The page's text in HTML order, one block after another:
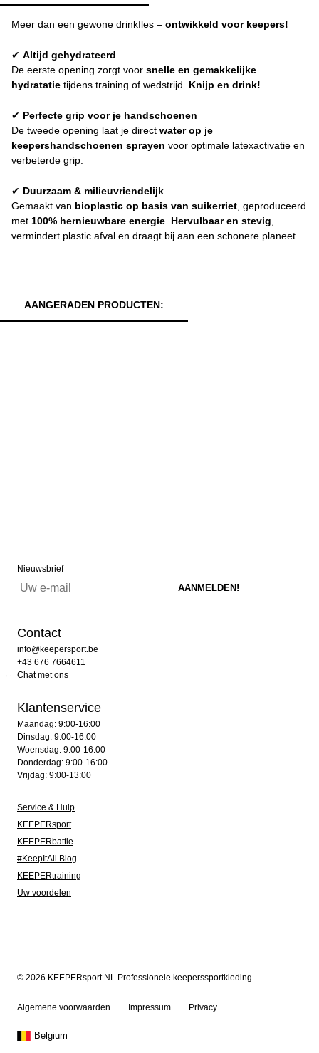
Meer dan een gewone drinkfles – ontwikkeld voor keepers!
✔ Altijd gehydrateerd
De eerste opening zorgt voor snelle en gemakkelijke
hydratatie tijdens training of wedstrijd. Knijp en drink!
✔ Perfecte grip voor je handschoenen
De tweede opening laat je direct water op je
keepershandschoenen sprayen voor optimale latexactivatie en
verbeterde grip.
✔ Duurzaam & milieuvriendelijk
Gemaakt van bioplastic op basis van suikerriet , geproduceerd
met 100% hernieuwbare energie Hervulbaar en stevig
vermindert plastic afval en draagt bij aan een schonere planeet.
AANGERADEN PRODUCTEN:
Nieuwsbrief
Contact
info@keepersport.be
+43 676 7664611
Chat met ons
Klantenservice
Maandag: 9:00-16:00
Dinsdag: 9:00-16:00
Woensdag: 9:00-16:00
Donderdag: 9:00-16:00
Vrijdag: 9:00-13:00
Service & Hulp
KEEPERsport
KEEPERbattle
#KeepItAll Blog
KEEPERtraining
Uw voordelen
© 2026 KEEPERsport NL Professionele keeperssportkleding
Algemene voorwaarden Impressum Privacy
Belgium